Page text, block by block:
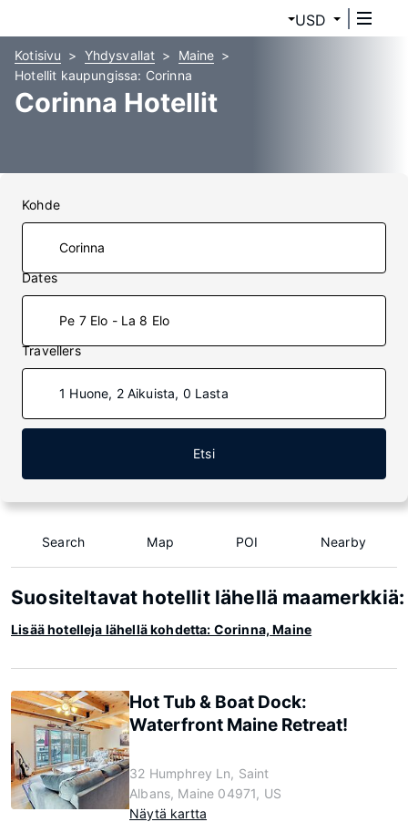
USD
Kotisivu Yhdysvallat
Maine
Hotellit kaupungissa: Corinna
Corinna Hotellit
Kohde
Dates
Pe 7 Elo - La 8 Elo
Travellers
1 Huone, 2 Aikuista, 0 Lasta
Etsi
Search Map POI Nearby
Suositeltavat hotellit lähellä
Lisää hotelleja lähellä kohdetta: Corinna, Maine
Hot Tub & Boat Dock:
Waterfront Maine Retreat!
32 Humphrey Ln, Saint
Albans, Maine 04971, US
Näytä kartta